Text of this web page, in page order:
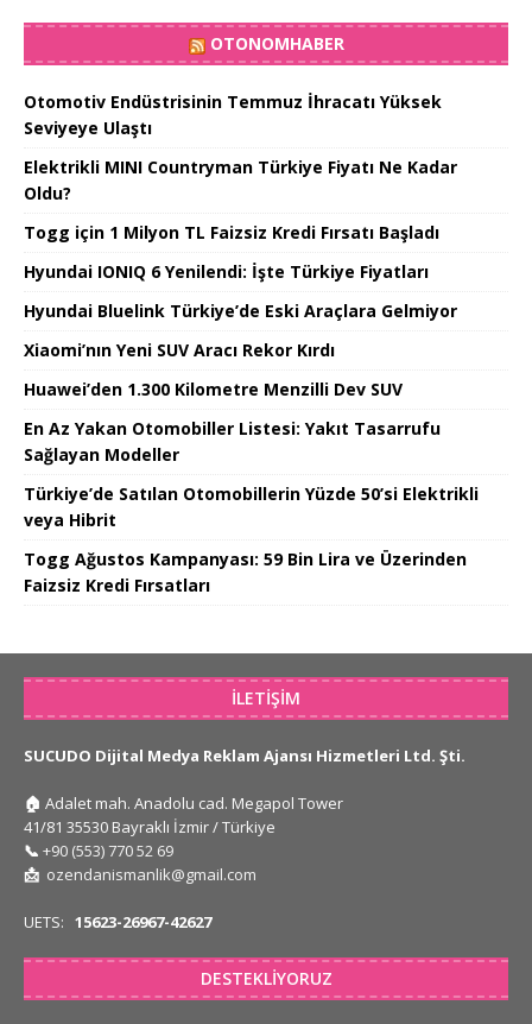
OTONOMHABER
Otomotiv Endüstrisinin Temmuz İhracatı Yüksek
Seviyeye Ulaştı
Elektrikli MINI Countryman Türkiye Fiyatı Ne Kadar
Oldu?
Togg için 1 Milyon TL Faizsiz Kredi Fırsatı Başladı
Hyundai IONIQ 6 Yenilendi: İşte Türkiye Fiyatları
Hyundai Bluelink Türkiye’de Eski Araçlara Gelmiyor
Xiaomi’nın Yeni SUV Aracı Rekor Kırdı
Huawei’den 1.300 Kilometre Menzilli Dev SUV
En Az Yakan Otomobiller Listesi: Yakıt Tasarrufu
Sağlayan Modeller
Türkiye’de Satılan Otomobillerin Yüzde 50’si Elektrikli
veya Hibrit
Togg Ağustos Kampanyası: 59 Bin Lira ve Üzerinden
Faizsiz Kredi Fırsatları
İLETIŞIM
SUCUDO Dijital Medya Reklam Ajansı Hizmetleri Ltd. Şti.
🏠 Adalet mah. Anadolu cad. Megapol Tower
41/81 35530 Bayraklı İzmir / Türkiye
📞 +90 (553) 770 52 69
📩 ozendanismanlik@gmail.com
UETS: 15623-26967-42627
DESTEKLIYORUZ